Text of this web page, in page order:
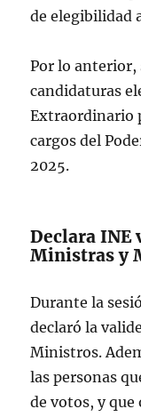
de elegibilidad
Por lo anterior,
candidaturas
Extraordinario
cargos del
2025.
Declara INE
Ministras y
Durante la
declaró la
Ministros.
las personas
de votos, y que